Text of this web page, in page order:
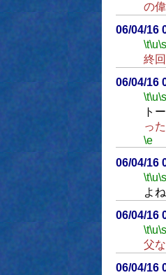
の
06/04/16
\t\u
終
06/04/16
\t\u
ト
っ
\e
06/04/16
\t\u
よね
06/04/16
\t\u
父
06/04/16